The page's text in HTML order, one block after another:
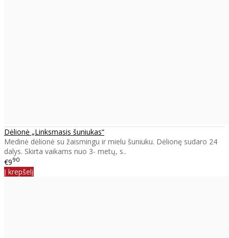
Dėlionė „Linksmasis šuniukas“
Medinė dėlionė su žaismingu ir mielu šuniuku. Dėlionę sudaro 24
dalys. Skirta vaikams nuo 3- metų, s..
€990
Į krepšelį